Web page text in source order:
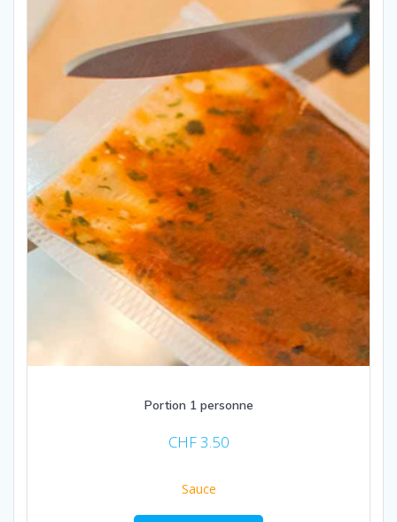
Portion 1 personne
CHF3.50
Sauce